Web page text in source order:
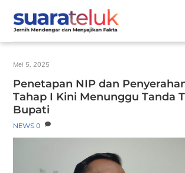
content
Mei 5, 2025
Penetapan NIP dan
Tahap I Kini Menunggu Tanda
Bupati
NEWS 0